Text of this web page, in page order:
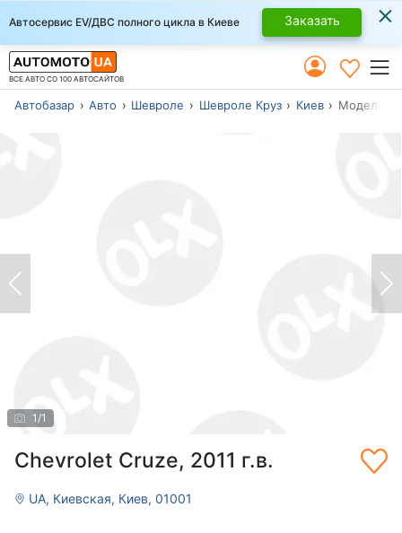
Автосервис EV/ДВС полного цикла в Киеве Заказать ×
ВСЕ АВТО СО 100 АВТОСАЙТОВ
Автобазар Авто Шевроле Шевроле Круз Киев Модель
1 /1
Chevrolet Cruze, 2011 г.в.
UA, Киевская, Киев, 01001